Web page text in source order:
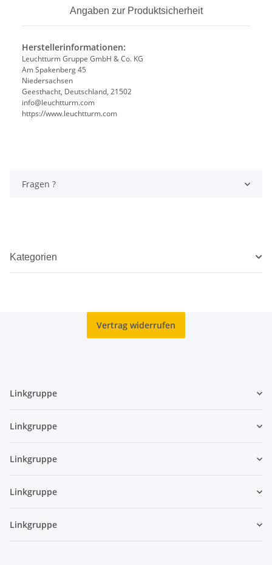
Angaben zur Produktsicherheit
Herstellerinformationen:
Leuchtturm Gruppe GmbH & Co. KG
Am Spakenberg 45
Niedersachsen
Geesthacht, Deutschland, 21502
info@leuchtturm.com
https://www.leuchtturm.com
Fragen ?
Kategorien
Vertrag widerrufen
Linkgruppe
Linkgruppe
Linkgruppe
Linkgruppe
Linkgruppe